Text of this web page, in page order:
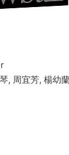
, 周宜芳, 楊幼